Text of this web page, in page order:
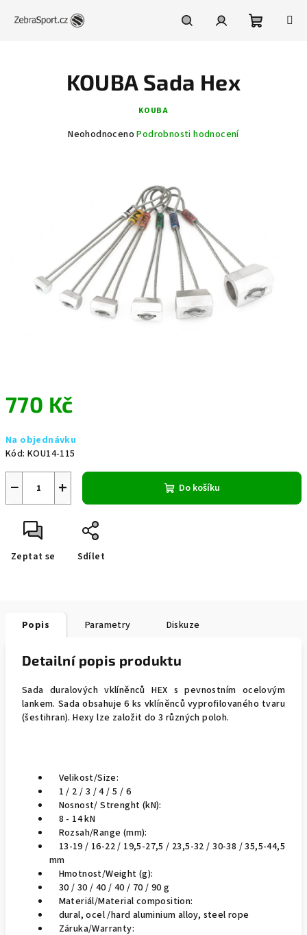
770 Kč
cena:
Na objednávku
Kód: KOU14-115
+
− Do košíku
Zeptat se Sdílet
KOUBA Sada Hex
KOUBA
Průměrné
hvězdiček.
Neohodnoceno Podrobnosti hodnocení
Popis Parametry Diskuze
Detailní popis produktu
Sada duralových vklíněnců HEX s pevnostním ocelovým
lankem. Sada obsahuje 6 ks vklíněnců vyprofilovaného tvaru
(šestihran). Hexy lze založit do 3 různých poloh.
Velikost/Size:
1 / 2 / 3 / 4 / 5 / 6
Nosnost/ Strenght (kN):
8 - 14 kN
Rozsah/Range (mm):
13-19 / 16-22 / 19,5-27,5 / 23,5-32 / 30-38 / 35,5-44,5
mm
Hmotnost/Weight (g):
30 / 30 / 40 / 40 / 70 / 90 g
Materiál/Material composition:
dural, ocel /hard aluminium alloy, steel rope
Záruka/Warranty: